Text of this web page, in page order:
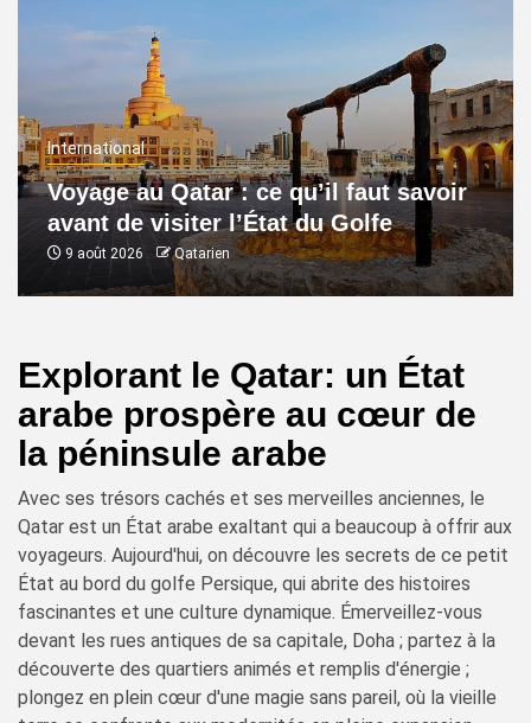
International
Voyage au Qatar : ce qu’il faut savoir
avant de visiter l’État du Golfe
9 août 2026 Qatarien
Explorant le Qatar: un État
arabe prospère au cœur de
la péninsule arabe
Avec ses trésors cachés et ses merveilles anciennes, le
Qatar est un État arabe exaltant qui a beaucoup à offrir aux
voyageurs. Aujourd'hui, on découvre les secrets de ce petit
État au bord du golfe Persique, qui abrite des histoires
fascinantes et une culture dynamique. Émerveillez-vous
devant les rues antiques de sa capitale, Doha ; partez à la
découverte des quartiers animés et remplis d'énergie ;
plongez en plein cœur d'une magie sans pareil, où la vieille